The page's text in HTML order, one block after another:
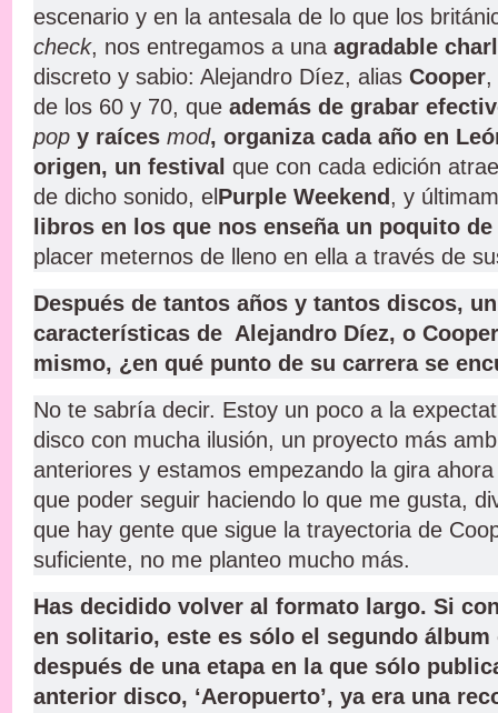
escenario y en la antesala de lo que los
check, nos entregamos a unaagradable
discreto y sabio: Alejandro Díez, alias Cooper,
de los 60 y 70, que además de grabar
popy raíces mod, organiza cada año en
origen, un festival que con cada edición
de dicho sonido, el Purple Weekend , y
libros en los que nos enseña un poquito
placer meternos de lleno en ella a través de
Después de tantos años y tantos discos,
características de Alejandro Díez, o
mismo, ¿en qué punto de su carrera se
No te sabría decir. Estoy un poco a la
disco con mucha ilusión, un proyecto más
anteriores y estamos empezando la gira
que poder seguir haciendo lo que me gusta,
que hay gente que sigue la trayectoria de
suficiente, no me planteo mucho más.
Has decidido volver al formato largo. Si
en solitario, este es sólo el segundo
después de una etapa en la que sólo
anterior disco, ‘Aeropuerto’, ya era una